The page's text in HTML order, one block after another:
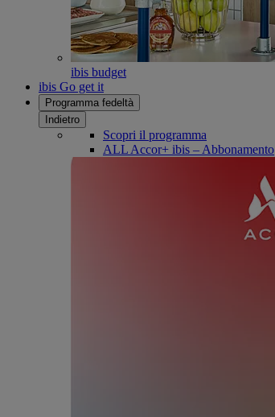
ibis budget
ibis Go get it
Programma fedeltà
Indietro
Scopri il programma
ALL Accor+ ibis – Abbonamento